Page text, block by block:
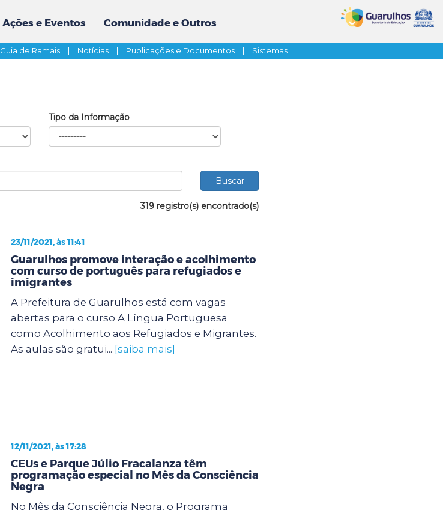
Ações e Eventos Comunidade e Outros
Guia de Ramais | Notícias | Publicações e Documentos | Sistemas
Tipo da Informação
319 registro(s) encontrado(s)
23/11/2021, às 11:41
Guarulhos promove interação e acolhimento
com curso de português para refugiados e
imigrantes
A Prefeitura de Guarulhos está com vagas
abertas para o curso A Língua Portuguesa
como Acolhimento aos Refugiados e Migrantes.
As aulas são gratui... [saiba mais]
12/11/2021, às 17:28
CEUs e Parque Júlio Fracalanza têm
programação especial no Mês da Consciência
Negra
No Mês da Consciência Negra, o Programa